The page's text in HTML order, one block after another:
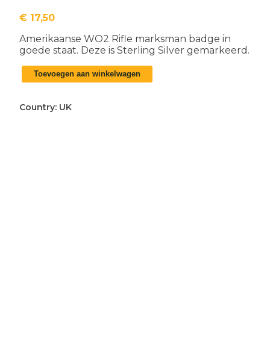
€ 17,50
Amerikaanse WO2 Rifle marksman badge in
goede staat. Deze is Sterling Silver gemarkeerd.
Amerikaanse
WO2
marksman
Toevoegen aan winkelwagen
Country: UK